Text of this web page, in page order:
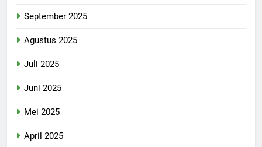
September 2025
Agustus 2025
Juli 2025
Juni 2025
Mei 2025
April 2025